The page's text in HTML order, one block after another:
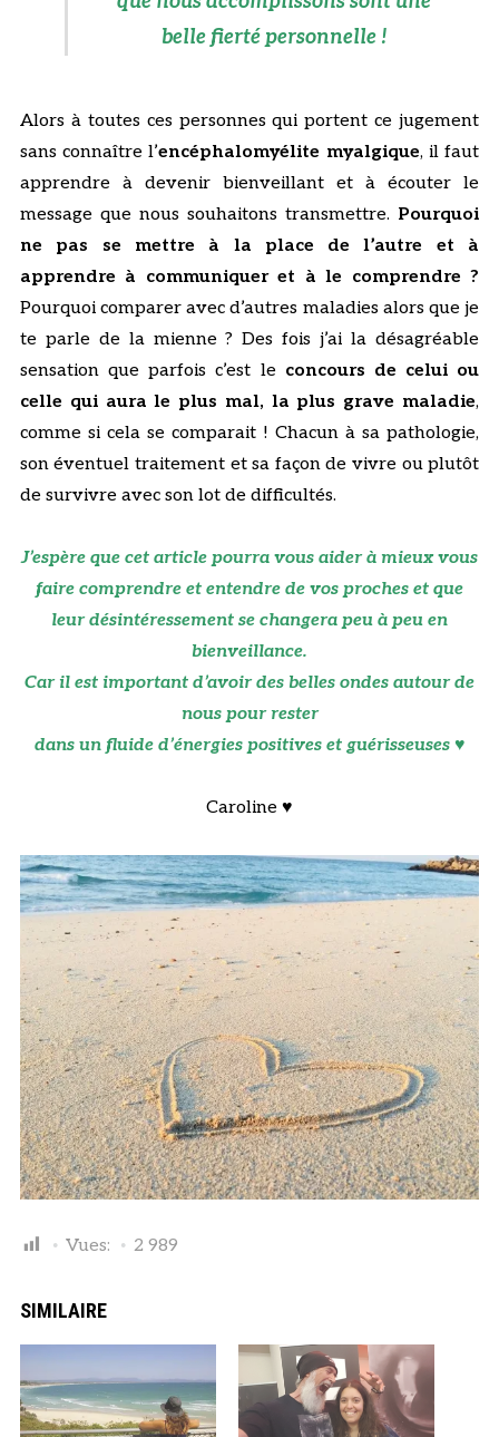
belle fierté personnelle !
Alors à toutes ces personnes qui portent ce jugement
sans connaître l’encéphalomyélite myalgique, il faut
apprendre à devenir bienveillant et à écouter le
message que nous souhaitons transmettre. Pourquoi
ne pas se mettre à la place de l’autre et à
apprendre à communiquer et à le comprendre ?
Pourquoi comparer avec d’autres maladies alors que je
te parle de la mienne ? Des fois j’ai la désagréable
sensation que parfois c’est le concours de celui ou
celle qui aura le plus mal, la plus grave maladie,
comme si cela se comparait ! Chacun à sa pathologie,
son éventuel traitement et sa façon de vivre ou plutôt
de survivre avec son lot de difficultés.
J’espère que cet article pourra vous aider à mieux vous
faire comprendre et entendre de vos proches et que
leur désintéressement se changera peu à peu en
bienveillance.
Car il est important d’avoir des belles ondes autour de
nous pour rester
dans un fluide d’énergies positives et guérisseuses ♥
Caroline ♥
Vues: 2 989
SIMILAIRE